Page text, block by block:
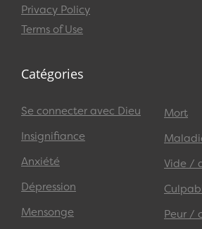
Privacy Policy
Terms of Use
Catégories
Se connecter avec Dieu
Insignifiance
Anxiété
Dépression
Mensonge
Mort
Vide /
Peur /